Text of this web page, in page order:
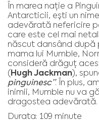
În marea nație a
Antarcticii, ești un
adevărată nefericire
care este cel mai
născut dansând
mama lui Mumble,
consideră drăguț
(Hugh Jackman),
pinguinesc”. În plus,
inimii, Mumble nu va
dragostea adevărată.
Durata: 109 minute